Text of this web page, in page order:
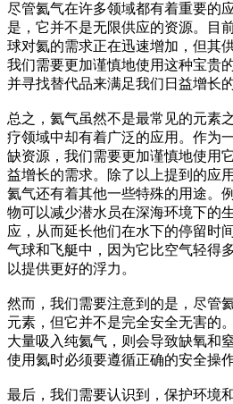
尽管氦气在许多领域都有着重要的
是，它并不是无限供应的资源。目
球对氦的需求正在迅速增加，但其
我们需要更加谨慎地使用这种宝贵
并寻找替代品来满足我们日益增长的
总之，氦气虽然不是最常见的元素
疗领域中却有着广泛的应用。作为
缺资源，我们需要更加谨慎地使用
益增长的需求。除了以上提到的应
氦气还有着其他一些特殊的用途。
物可以减少潜水员在深海环境下的
应，从而延长他们在水下的停留时
气球和飞艇中，因为它比空气轻得
以提供更好的浮力。
然而，我们需要注意到的是，尽管
元素，但它并不是完全安全无害的
大量吸入纯氦气，则会导致缺氧和
使用氦时必须要遵循正确的安全操作
最后，我们需要认识到，保护环境